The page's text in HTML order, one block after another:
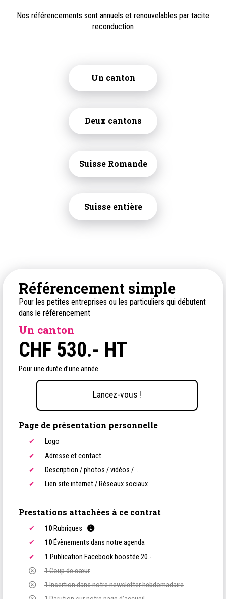
Nos référencements sont annuels et renouvelables par tacite
reconduction
Un canton
Deux cantons
Suisse Romande
Suisse entière
Référencement simple
Pour les petites entreprises ou les particuliers qui débutent
dans le référencement
Un canton
CHF 530.- HT
Pour une durée d’une année
Lancez-vous !
Page de présentation personnelle
Logo
Adresse et contact
Description / photos / vidéos / ...
Lien site internet / Réseaux sociaux
Prestations attachées à ce contrat
10 Rubriques
10 Évènements dans notre agenda
1 Publication Facebook boostée 20.-
1Coup de cœur
1Insertion dans notre newsletter hebdomadaire